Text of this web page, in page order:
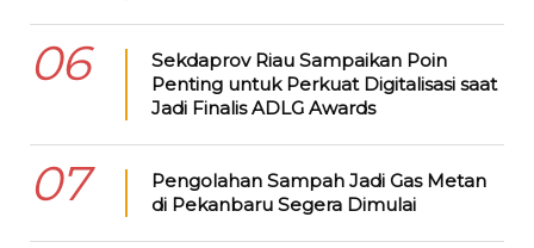
06
Sekdaprov Riau Sampaikan Poin
Penting untuk Perkuat Digitalisasi saat
Jadi Finalis ADLG Awards
07
Pengolahan Sampah Jadi Gas Metan
di Pekanbaru Segera Dimulai